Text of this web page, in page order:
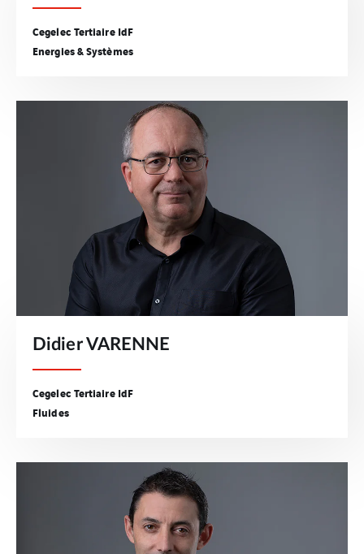
Cegelec Tertiaire IdF
Energies & Systèmes
Didier VARENNE
Cegelec Tertiaire IdF
Fluides